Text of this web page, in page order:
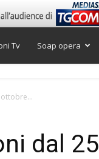
Tv Soap opera
dal 25